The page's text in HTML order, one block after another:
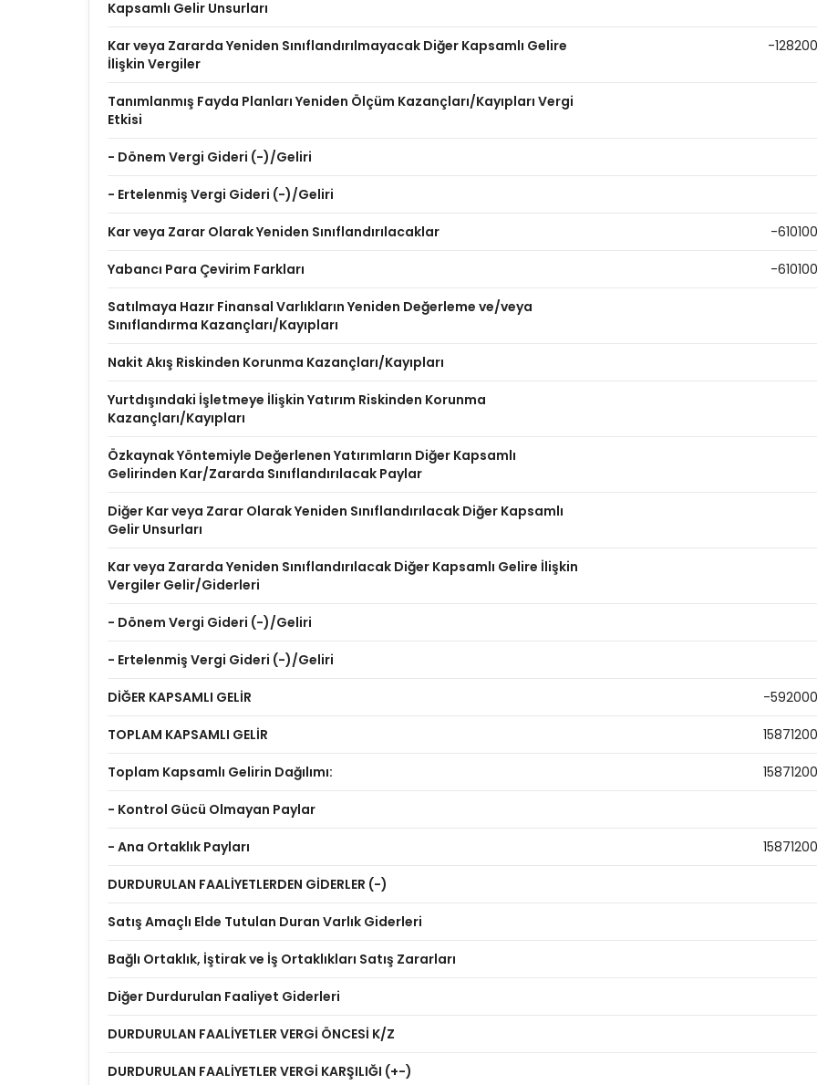
Kapsamlı Gelir Unsurları
Kar veya Zararda Yeniden Sınıflandırılmayacak Diğer Kapsamlı Gelire
İlişkin Vergiler
-
Tanımlanmış Fayda Planları Yeniden Ölçüm Kazançları/Kayıpları Vergi
Etkisi
- Dönem Vergi Gideri (-)/Geliri
- Ertelenmiş Vergi Gideri (-)/Geliri
Kar veya Zarar Olarak Yeniden Sınıflandırılacaklar -
Yabancı Para Çevirim Farkları -
Satılmaya Hazır Finansal Varlıkların Yeniden Değerleme ve/veya
Sınıflandırma Kazançları/Kayıpları
Nakit Akış Riskinden Korunma Kazançları/Kayıpları
Yurtdışındaki İşletmeye İlişkin Yatırım Riskinden Korunma
Kazançları/Kayıpları
Özkaynak Yöntemiyle Değerlenen Yatırımların Diğer Kapsamlı
Gelirinden Kar/Zararda Sınıflandırılacak Paylar
Diğer Kar veya Zarar Olarak Yeniden Sınıflandırılacak Diğer Kapsamlı
Gelir Unsurları
Kar veya Zararda Yeniden Sınıflandırılacak Diğer Kapsamlı Gelire İlişkin
Vergiler Gelir/Giderleri
- Dönem Vergi Gideri (-)/Geliri
- Ertelenmiş Vergi Gideri (-)/Geliri
DİĞER KAPSAMLI GELİR -
TOPLAM KAPSAMLI GELİR
Toplam Kapsamlı Gelirin Dağılımı:
- Kontrol Gücü Olmayan Paylar
- Ana Ortaklık Payları
DURDURULAN FAALİYETLERDEN GİDERLER (-)
Satış Amaçlı Elde Tutulan Duran Varlık Giderleri
Bağlı Ortaklık, İştirak ve İş Ortaklıkları Satış Zararları
Diğer Durdurulan Faaliyet Giderleri
DURDURULAN FAALİYETLER VERGİ ÖNCESİ K/Z
DURDURULAN FAALİYETLER VERGİ KARŞILIĞI (+-)